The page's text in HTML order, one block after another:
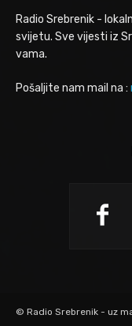
Radio Srebrenik -
svijetu. Sve vijesti iz
vama.
Pošaljite nam mail na :
© Radio Srebrenik - uz